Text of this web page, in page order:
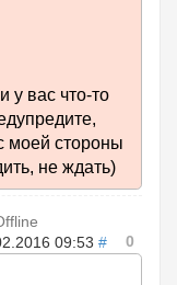
у вас что-то
моей стороны
не ждать)
09:53 # 0